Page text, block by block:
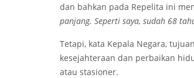
dan bahkan pada Repelita ini
panjang. Seperti saya, sudah 68
Tetapi, kata Kepala Negara,
kesejahteraan dan perbaikan
atau stasioner.